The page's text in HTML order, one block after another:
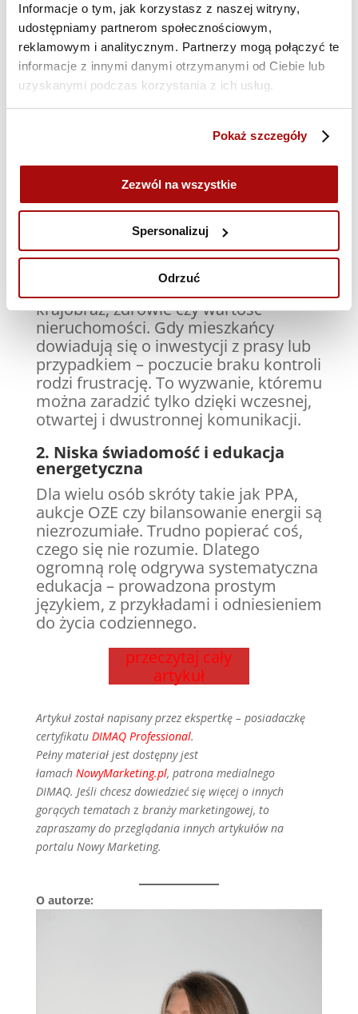
Informacje o tym, jak korzystasz z naszej witryny,
udostępniamy partnerom społecznościowym,
reklamowym i analitycznym. Partnerzy mogą połączyć te
informacje z innymi danymi otrzymanymi od Ciebie lub
uzyskanymi podczas korzystania z ich usług.
Pokaż szczegóły
Zezwól na wszystkie
Spersonalizuj
Odrzuć
odbiorców, a dopiero potem
tworzenie treści.
Największe wyzwania komunikacyjne
w branży OZE
Choć rozwój odnawialnych źródeł
tym sektorze nadal wiąże się z licznymi
tworząc strategię komunikacji dla
firmy lub konkretnej inwestycji.
1. Brak zaufania społecznego
W wielu regionach OZE wciąż spotyka
się z oporem społecznym. Często
krajobraz, zdrowie czy wartość
nieruchomości. Gdy mieszkańcy
dowiadują się o inwestycji z prasy lub
przypadkiem – poczucie braku kontroli
rodzi frustrację. To wyzwanie, któremu
można zaradzić tylko dzięki wczesnej,
otwartej i dwustronnej komunikacji.
2. Niska świadomość i edukacja
energetyczna
Dla wielu osób skróty takie jak PPA,
aukcje OZE czy bilansowanie energii są
niezrozumiałe. Trudno popierać coś,
czego się nie rozumie. Dlatego
ogromną rolę odgrywa systematyczna
edukacja – prowadzona prostym
językiem, z przykładami i odniesieniem
do życia codziennego.
przeczytaj cały
artykuł
Artykuł został napisany przez ekspertkę – posiadaczkę
certyfikatu DIMAQ Professional.
Pełny materiał jest dostępny jest
łamach NowyMarketing.pl, patrona medialnego
DIMAQ. Jeśli chcesz dowiedzieć się więcej o innych
gorących tematachz branży marketingowej, to
zapraszamy do przeglądania innych artykułów na
portalu Nowy Marketing.
O autorze: